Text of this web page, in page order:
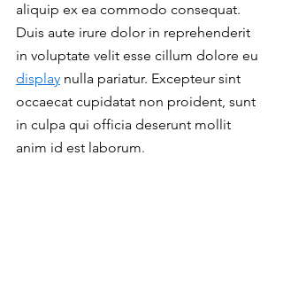
aliquip ex ea commodo consequat.
Duis aute irure dolor in reprehenderit
in voluptate velit esse cillum dolore eu
display nulla pariatur. Excepteur sint
occaecat cupidatat non proident, sunt
in culpa qui officia deserunt mollit
anim id est laborum.